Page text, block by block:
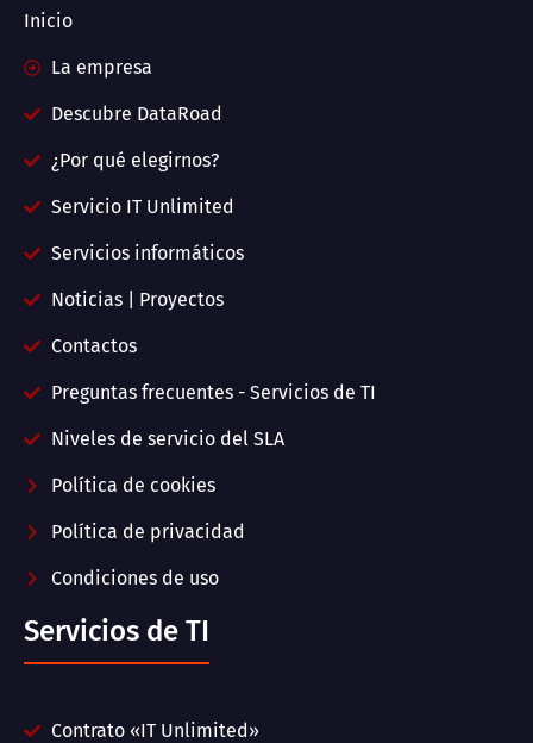
Inicio
La empresa
Descubre DataRoad
¿Por qué elegirnos?
Servicio IT Unlimited
Servicios informáticos
Noticias | Proyectos
Contactos
Preguntas frecuentes - Servicios de TI
Niveles de servicio del SLA
Política de cookies
Política de privacidad
Condiciones de uso
Servicios de TI
Contrato «IT Unlimited»